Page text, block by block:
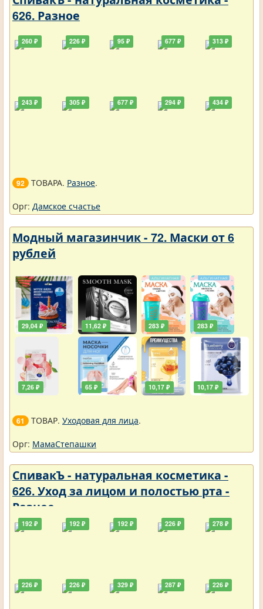
626. Разное
260 ₽
243 ₽
226 ₽
305 ₽
95 ₽
677 ₽
677 ₽
294 ₽
313 ₽
434 ₽
92 ТОВАРА. Разное.
Орг: Дамское счастье
Модный магазинчик - 72. Маски от 6
рублей
29,04 ₽
7,26 ₽
11,62 ₽
65 ₽
283 ₽
10,17 ₽
283 ₽
10,17 ₽
61 ТОВАР. Уходовая для лица.
Орг: МамаСтепашки
СпивакЪ - натуральная косметика -
626. Уход за лицом и полостью рта -
Разное
192 ₽
226 ₽
192 ₽
226 ₽
192 ₽
329 ₽
226 ₽
287 ₽
278 ₽
226 ₽